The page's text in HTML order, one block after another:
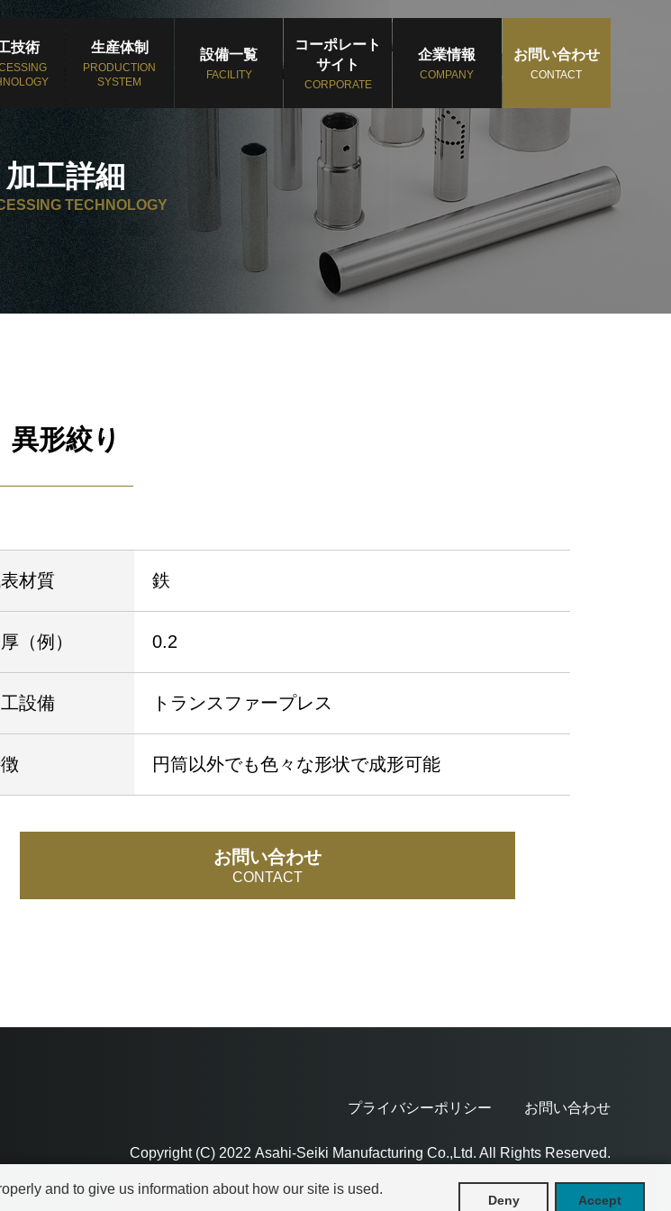
技術 生産体制
PRODUCTION
SYSTEM
設備一覧
FACILITY
コーポレート
サイト
CORPORATE
企業情報
COMPANY
お問い合わせ
CONTACT
加工詳細
TECHNOLOGY
異形絞り
材質 鉄
（例） 0.2
設備 トランスファープレス
円筒以外でも色々な形状で成形可能
お問い合わせ
CONTACT
プライバシーポリシー お問い合わせ
Copyright (C) 2022 Asahi-Seiki Manufacturing Co.,Ltd. All Rights Reserved.
and to give us information about how our site is used.
Deny Accept